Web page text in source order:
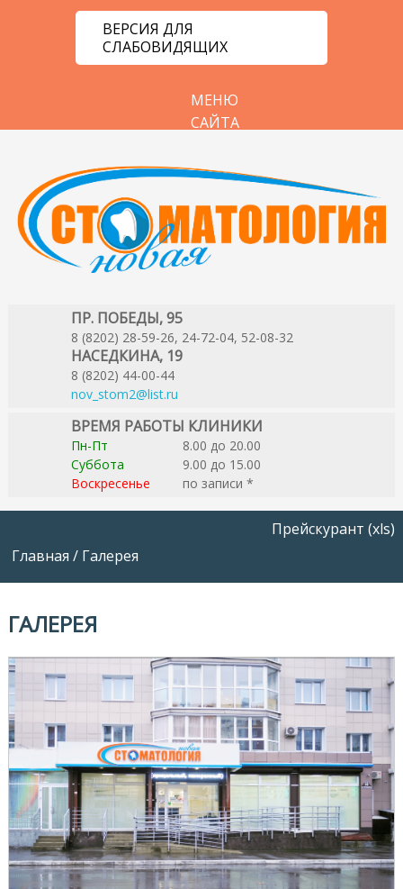
ВЕРСИЯ ДЛЯ
СЛАБОВИДЯЩИХ
МЕНЮ
САЙТА
ПР. ПОБЕДЫ, 95
8 (8202) 28-59-26, 24-72-04, 52-08-32
НАСЕДКИНА, 19
8 (8202) 44-00-44
nov_stom2@list.ru
ВРЕМЯ РАБОТЫ КЛИНИКИ
Пн-Пт
8.00 до 20.00
Суббота
9.00 до 15.00
Воскресенье
по записи *
Главная / Галерея
Прейскурант (xls)
ГАЛЕРЕЯ